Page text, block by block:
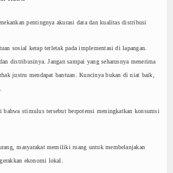
pentingnya akurasi data dan kualitas distribusi
sosial kerap terletak pada implementasi di lapangan.
distribusinya. Jangan sampai yang seharusnya menerima
justru mendapat bantuan. Kuncinya bukan di niat baik,
stimulus tersebut berpotensi meningkatkan konsumsi
masyarakat memiliki ruang untuk membelanjakan
ekonomi lokal.